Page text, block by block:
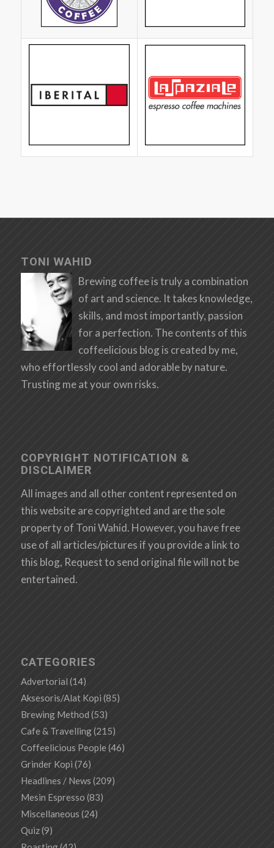
TONI WAHID
Brewing coffee is truly a combination
of art and science. It takes knowledge,
skills, and most importantly, passion
for a perfection. The contents of this
coffeelicious blog is created by me,
who effortlessly cool and adorable by nature.
Trusting me at your own risks.
COPYRIGHT NOTIFICATION &
DISCLAIMER
All images and all other content represented on
this website are copyrighted and are the sole
property of Toni Wahid. However, you have free
use of all articles/pictures if you provide a link to
this blog, Request to send original file will not be
entertained.
CATEGORIES
Advertorial (14)
Aksesoris/Alat Kopi (85)
Brewing Method (53)
Cafe & Travelling(215)
Coffeelicious People (46)
Grinder Kopi (76)
Headlines / News (209)
Mesin Espresso (83)
Miscellaneous (24)
Quiz(9)